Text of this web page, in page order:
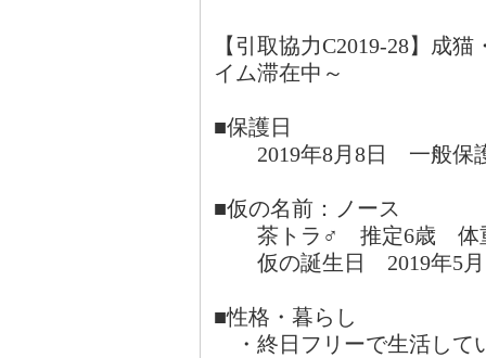
【引取協力C2019-28】
イム滞在中～
■保護日
2019年8月8日 一般保
■仮の名前：ノース
茶トラ♂ 推定6歳 体重
仮の誕生日 2019年5月
■性格・暮らし
・終日フリーで生活して